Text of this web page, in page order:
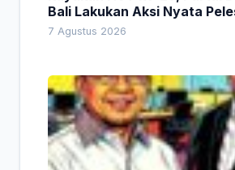
Bali Lakukan Aksi Nyata
Lingkungan
7 Agustus 2026